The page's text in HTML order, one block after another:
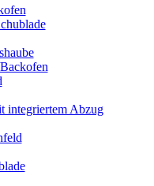
integriertem Abzug